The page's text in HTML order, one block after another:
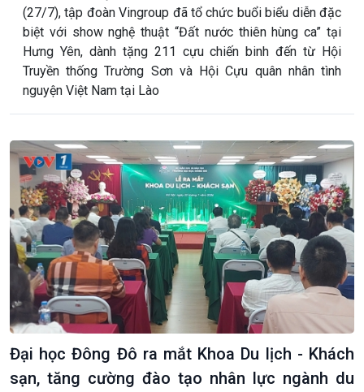
Giới thiệu
Thời sự
Thời sự 6h
(27/7), tập đoàn Vingroup đã tổ chức buổi biểu diễn đặc
biệt với show nghệ thuật “Đất nước thiên hùng ca” tại
Hưng Yên, dành tặng 211 cựu chiến binh đến từ Hội
Truyền thống Trường Sơn và Hội Cựu quân nhân tình
nguyện Việt Nam tại Lào
Đại học Đông Đô ra mắt Khoa Du lịch - Khách
sạn, tăng cường đào tạo nhân lực ngành du